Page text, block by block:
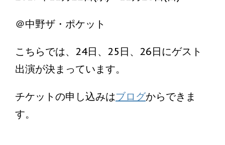
＠中野ザ・ポケット
こちらでは、24日、25日、26日にゲスト
出演が決まっています。
チケットの申し込みはブログからできま
す。